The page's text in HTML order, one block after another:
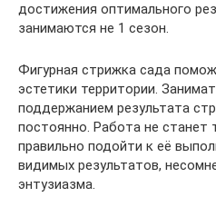
достижения оптимального
занимаются не 1 сезон.
Фигурная стрижка сада
эстетики территории.
поддержанием результата
постоянно. Работа не станет
правильно подойти к её
видимых результатов,
энтузиазма.